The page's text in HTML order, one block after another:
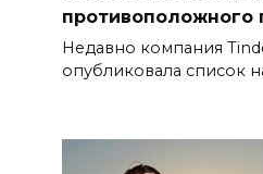
противоположного
Недавно компания
опубликовала список